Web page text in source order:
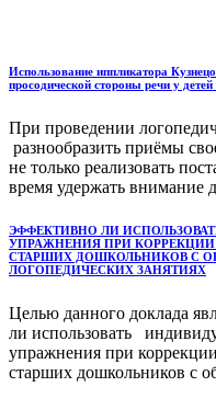
Использование иппликатора
просодической стороны речи у
При проведении
разнообразить приёмы
не только реализовать
время удержать внимание
ЭФФЕКТИВНО ЛИ
УПРАЖНЕНИЯ ПРИ
СТАРШИХ ДОШКОЛЬНИКОВ С
ЛОГОПЕДИЧЕСКИХ ЗАНЯТИЯХ
Целью данного доклада
ли использовать
упражнения при
старших дошкольников с